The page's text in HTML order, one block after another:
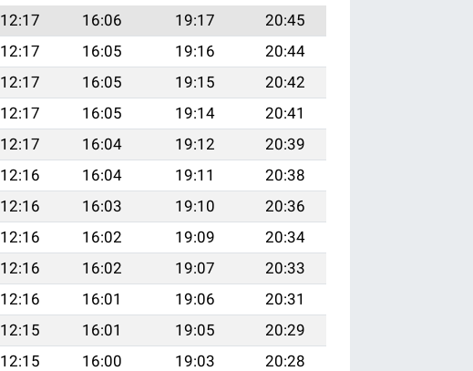
12:17 16:06 19:17
20:45
12:17 16:05 19:16
20:44
12:17 16:05 19:15
20:42
12:17 16:05 19:14
20:41
12:17 16:04 19:12
20:39
12:16 16:04 19:11
20:38
12:16 16:03 19:10
20:36
12:16 16:02 19:09
20:34
12:16 16:02 19:07
20:33
12:16 16:01 19:06
20:31
12:15 16:01 19:05
20:29
12:15 16:00 19:03
20:28